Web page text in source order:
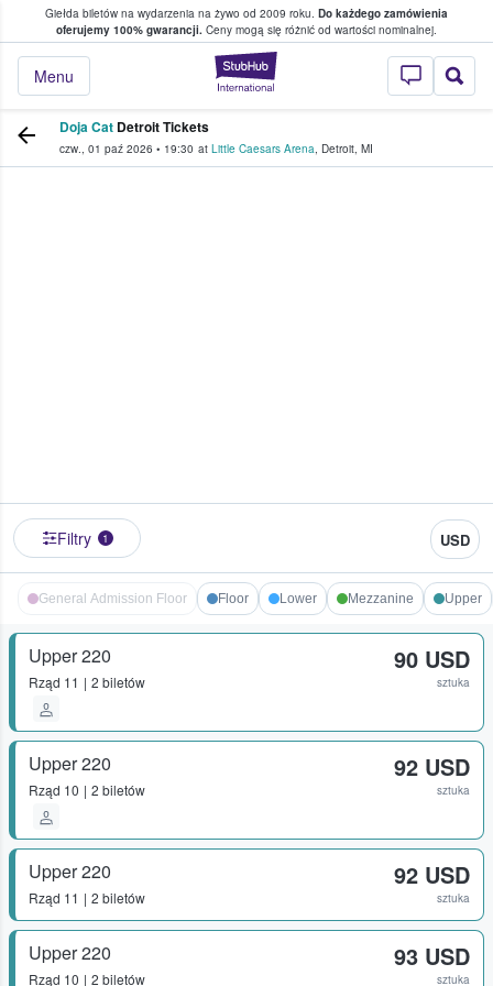
Giełda biletów na wydarzenia na żywo od 2009 roku. Do każdego zamówienia
oferujemy 100% gwarancji. Ceny mogą się różnić od wartości nominalnej.
StubHub —
Menu
w którym fani i kibice kupują i
Doja Cat Detroit Tickets
czw., 01 paź 2026 • 19:30 at Little Caesars Arena, Detroit, MI
Filtry 1 USD
General Admission Floor Floor Lower Mezzanine Upper
Upper 220
Rząd 11 2 biletów
90 USD
sztuka
Upper 220
Rząd 10 2 biletów
92 USD
sztuka
Upper 220
Rząd 11 2 biletów
92 USD
sztuka
Upper 220
Rząd 10 2 biletów
93 USD
sztuka